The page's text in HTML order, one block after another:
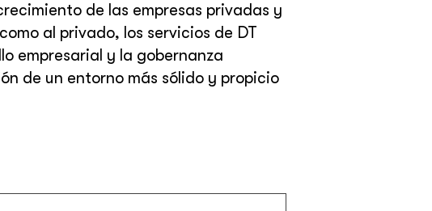
de las empresas privadas y
al privado, los servicios de DT
empresarial y la gobernanza
de un entorno más sólido y propicio